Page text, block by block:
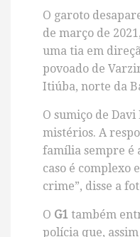
O garoto
de março de
uma tia em
povoado de
Itiúba, norte da
O sumiço de
mistérios. A
família sempre é
caso é complexo
crime”, disse a
O G1 também
polícia que,